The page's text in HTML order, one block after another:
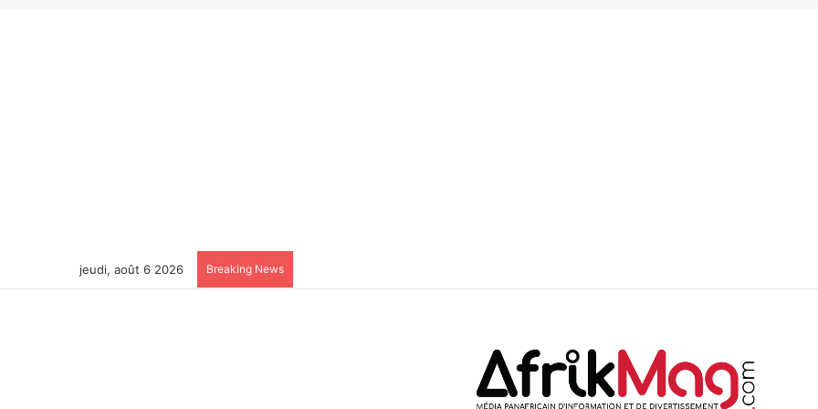
jeudi, août 6 2026 Breaking News